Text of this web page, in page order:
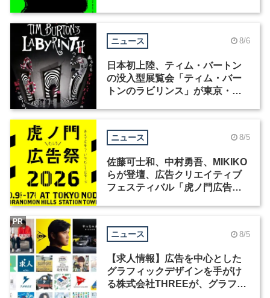
ニュース 8/6
日本初上陸、ティム・バートン
の没入型展覧会「ティム・バー
トンのラビリンス」が東京・豊
ニュース 8/5
佐藤可士和、中村勇吾、MIKIKO
らが登壇、広告クリエイティブ
フェスティバル「虎ノ門広告
ニュース 8/5
【求人情報】広告を中心とした
グラフィックデザインを手がけ
る株式会社THREEが、グラフィ
PR